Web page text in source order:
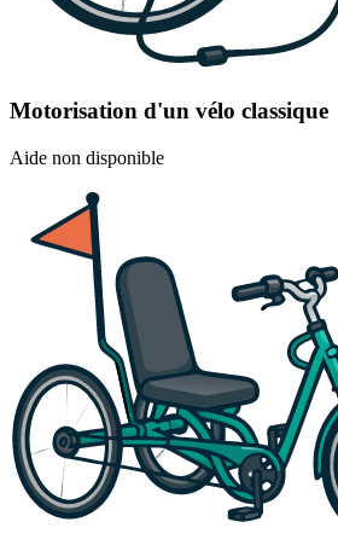
Motorisation d'un vélo classique
Aide non disponible